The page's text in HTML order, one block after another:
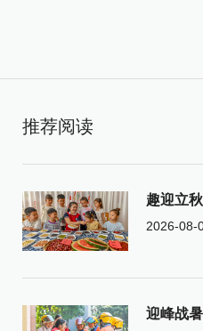
推荐阅读
趣迎立
2026-08-
迎峰战